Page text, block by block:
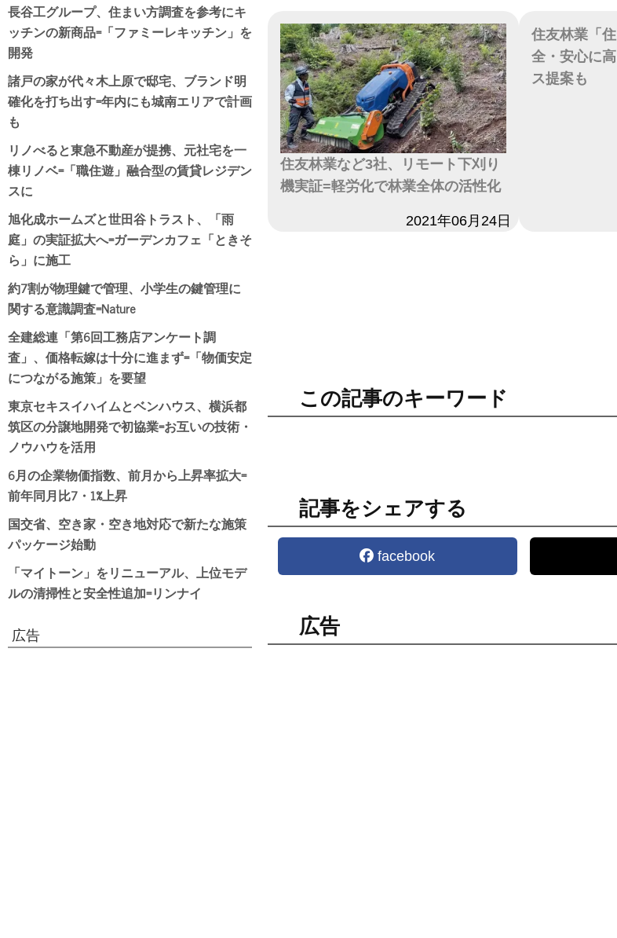
住友林業など3社、リモート下刈り
機実証=軽労化で林業全体の活性化
2021年06月24日
住友林業「
全・安心に
ス提案も
この記事のキーワード
記事をシェアする
facebook
広告
長谷工グループ、住まい方調査を参考にキ
ッチンの新商品=「ファミーレキッチン」を
開発
諸戸の家が代々木上原で邸宅、ブランド明
確化を打ち出す=年内にも城南エリアで計画
も
リノべると東急不動産が提携、元社宅を一
棟リノベ=「職住遊」融合型の賃貸レジデン
スに
旭化成ホームズと世田谷トラスト、「雨
庭」の実証拡大へ=ガーデンカフェ「ときそ
ら」に施工
約7割が物理鍵で管理、小学生の鍵管理に
関する意識調査=Nature
全建総連「第6回工務店アンケート調
査」、価格転嫁は十分に進まず=「物価安定
につながる施策」を要望
東京セキスイハイムとベンハウス、横浜都
筑区の分譲地開発で初協業=お互いの技術・
ノウハウを活用
6月の企業物価指数、前月から上昇率拡大=
前年同月比7・1%上昇
国交省、空き家・空き地対応で新たな施策
パッケージ始動
「マイトーン」をリニューアル、上位モデ
ルの清掃性と安全性追加=リンナイ
広告